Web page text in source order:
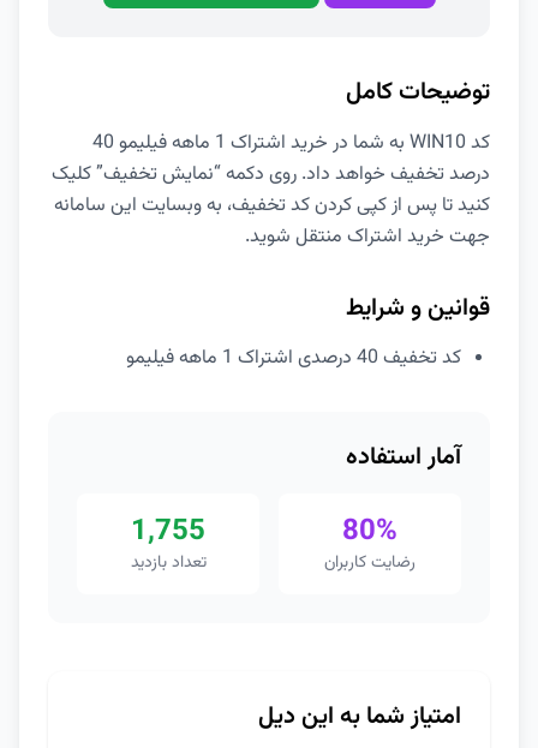
توضیحات کامل
کد WIN10 به شما در خرید اشتراک 1 ماهه فیلیمو 40
درصد تخفیف خواهد داد. روی دکمه “نمایش تخفیف” کلیک
کنید تا پس از کپی کردن کد تخفیف، به وبسایت این سامانه
جهت خرید اشتراک منتقل شوید.
قوانین و شرایط
کد تخفیف 40 درصدی اشتراک 1 ماهه فیلیمو
آمار استفاده
80%
رضایت کاربران
1,755
تعداد بازدید
امتیاز شما به این دیل